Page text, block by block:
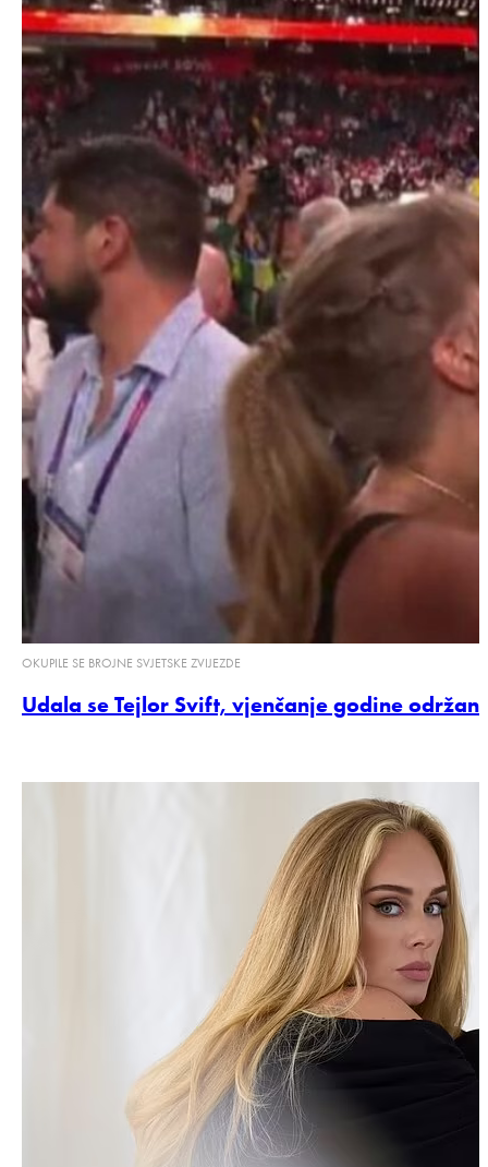
OKUPILE SE BROJNE SVJETSKE ZVIJEZDE
Udala se Tejlor Svift, vjenčanje godine